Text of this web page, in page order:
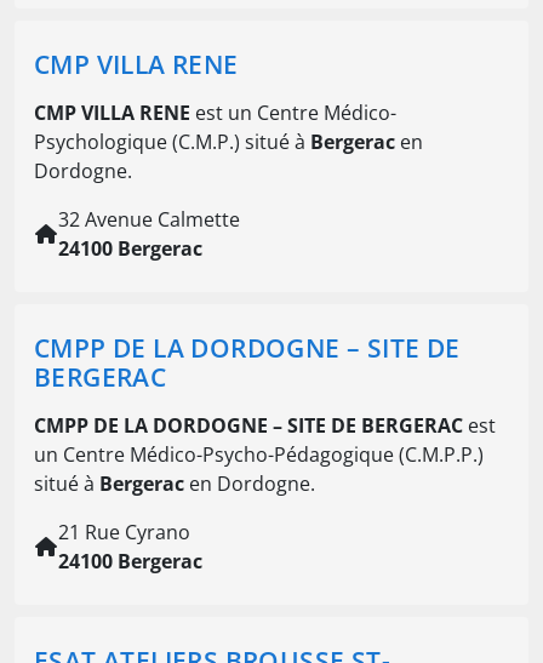
CMP VILLA RENE
CMP VILLA RENE est un Centre Médico-
Psychologique (C.M.P.) situé à Bergerac en
Dordogne.
32 Avenue Calmette
24100 Bergerac
CMPP DE LA DORDOGNE – SITE DE
BERGERAC
CMPP DE LA DORDOGNE – SITE DE BERGERAC est
un Centre Médico-Psycho-Pédagogique (C.M.P.P.)
situé à Bergerac en Dordogne.
21 Rue Cyrano
24100 Bergerac